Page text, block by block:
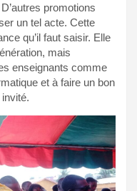
promotions
un tel acte. Cette
qu’il faut saisir. Elle
mais
enseignants comme
et à faire un bon